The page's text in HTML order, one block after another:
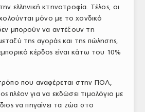
ελληνική κτηνοτροφία. Τέλος, οι
μόνο με το χονδικό
μπορούν να αντέξουν τη
της αγοράς και της πώλησης,
κέρδος είναι κάτω του 10%
που αναφέρεται στην ΠΟΛ,
πλέον για να εκδώσει τιμολόγιο με
να πηγαίνει τα ζώα στο